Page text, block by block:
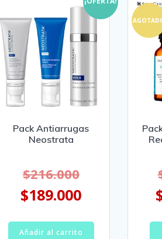
Pack Antiarrugas
Neostrata
$216.000
$189.000
Añadir al carrito